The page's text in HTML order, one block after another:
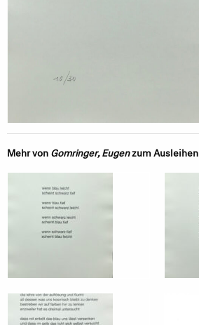
Mehr vonGomringer, Eugenzum Ausleihen